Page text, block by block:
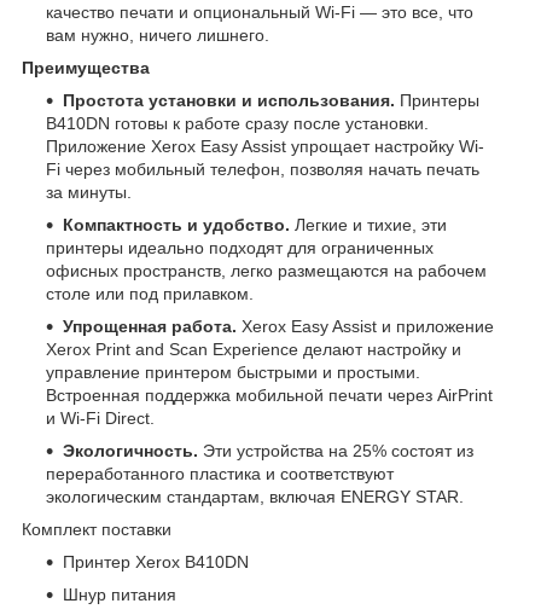
качество печати и опциональный Wi-Fi — это все, что
вам нужно, ничего лишнего.
Преимущества
Простота установки и использования. Принтеры
B410DN готовы к работе сразу после установки.
Приложение Xerox Easy Assist упрощает настройку Wi-
Fi через мобильный телефон, позволяя начать печать
за минуты.
Компактность и удобство. Легкие и тихие, эти
принтеры идеально подходят для ограниченных
офисных пространств, легко размещаются на рабочем
столе или под прилавком.
Упрощенная работа. Xerox Easy Assist и приложение
Xerox Print and Scan Experience делают настройку и
управление принтером быстрыми и простыми.
Встроенная поддержка мобильной печати через AirPrint
и Wi-Fi Direct.
Экологичность. Эти устройства на 25% состоят из
переработанного пластика и соответствуют
экологическим стандартам, включая ENERGY STAR.
Комплект поставки
Принтер Xerox B410DN
Шнур питания